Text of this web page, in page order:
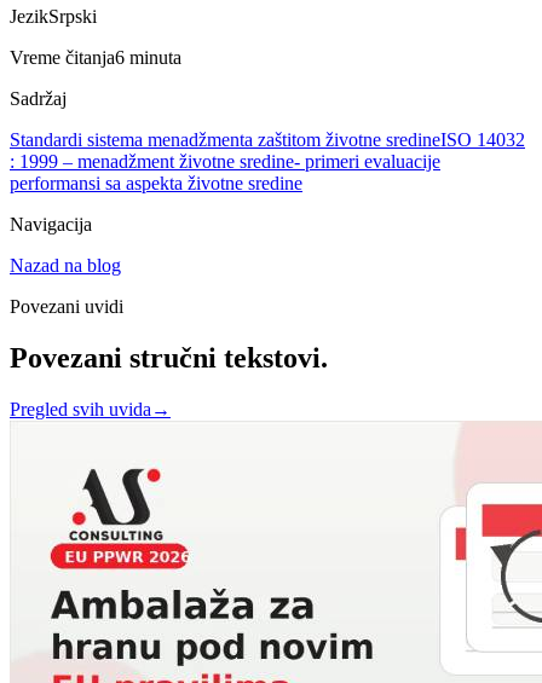
JezikSrpski
Vreme čitanja6 minuta
Sadržaj
Standardi sistema menadžmenta zaštitom životne sredineISO 14032
: 1999 – menadžment životne sredine- primeri evaluacije
performansi sa aspekta životne sredine
Navigacija
Nazad na blog
Povezani uvidi
Povezani stručni tekstovi.
Pregled svih uvida →